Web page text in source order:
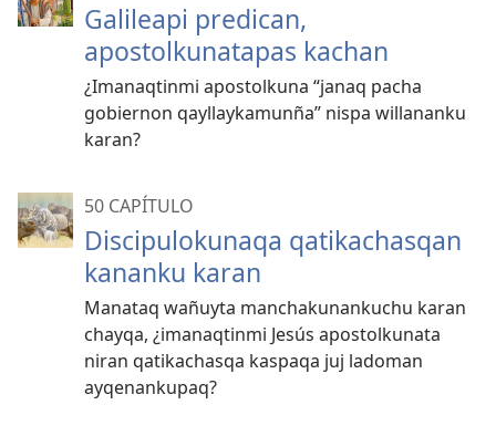
Galileapi predican,
apostolkunatapas kachan
¿Imanaqtinmi apostolkuna “janaq pacha
gobiernon qayllaykamunña” nispa willananku
karan?
50 CAPÍTULO
Discipulokunaqa qatikachasqan
kananku karan
Manataq wañuyta manchakunankuchu karan
chayqa, ¿imanaqtinmi Jesús apostolkunata
niran qatikachasqa kaspaqa juj ladoman
ayqenankupaq?